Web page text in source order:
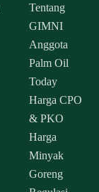
Tentang
GIMNI
Anggota
Palm Oil
Today
Harga CPO
& PKO
Harga
Minyak
Goreng